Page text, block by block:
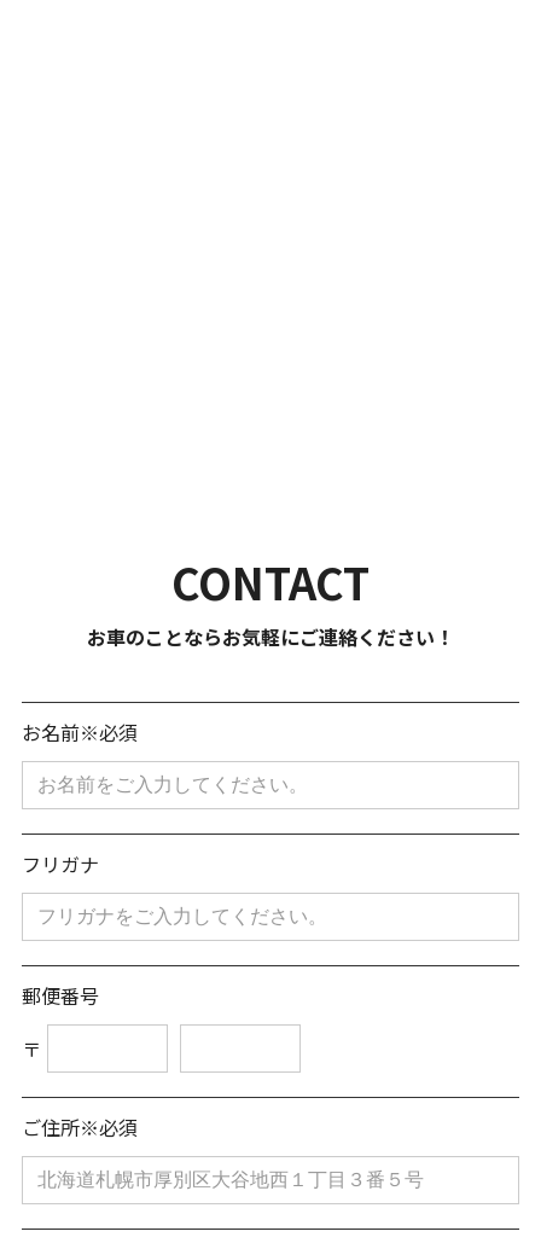
CONTACT
お車のことならお気軽にご連絡ください！
お名前※必須
フリガナ
郵便番号
〒
ご住所※必須